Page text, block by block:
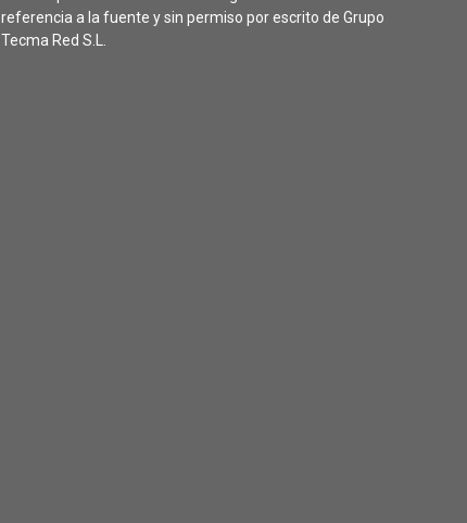
referencia a la fuente y sin permiso por escrito de Grupo
Tecma Red S.L.